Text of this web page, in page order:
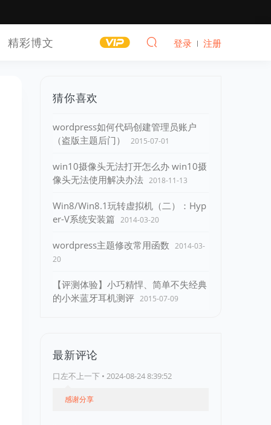
精彩博文 登录 注册
猜你喜欢
wordpress如何代码创建管理员账户
（盗版主题后门）
2015-07-01
win10摄像头无法打开怎么办 win10摄
像头无法使用解决办法 2018-11-13
Win8/Win8.1玩转虚拟机（二）：Hyp
er-V系统安装篇 2014-03-20
wordpress主题修改常用函数 2014-03-
20
【评测体验】小巧精悍、简单不失经典
的小米蓝牙耳机测评 2015-07-09
最新评论
口左不上一下 • 2024-08-24 8:39:52
感谢分享